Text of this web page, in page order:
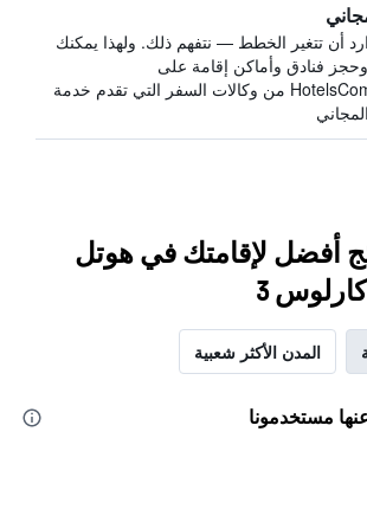
أن تتغير الخطط — نتفهم ذلك. ولهذا يمكنك
فنادق وأماكن إقامة على
HotelsCombined من وكالات السفر التي تقدم خدمة
أفضل لإقامتك في هوتل
كارلوس 3
المدن الأكثر شعبية
مستخدمونا